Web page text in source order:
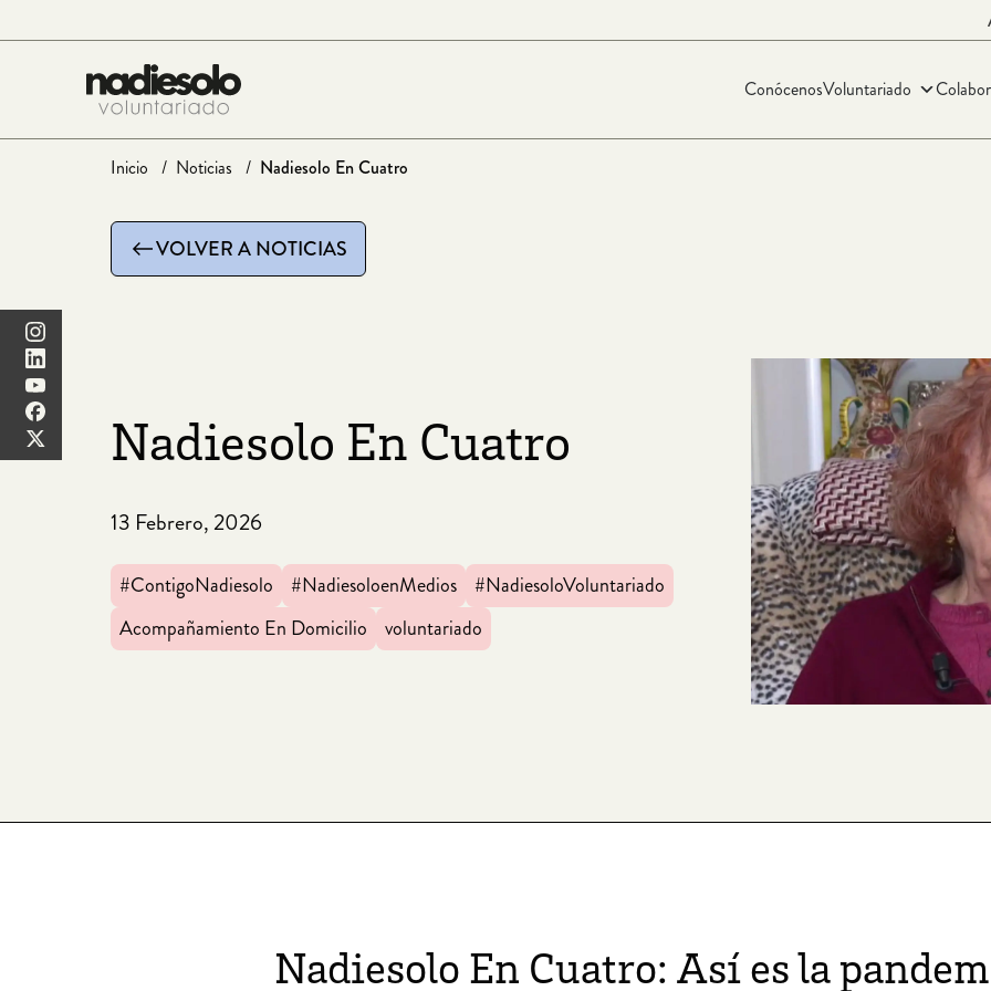
al
ConócenosVoluntariado
Inicio Noticias Nadiesolo En Cuatro
VOLVER A NOTICIAS
Nadiesolo En Cuatro
13 Febrero, 2026
#ContigoNadiesolo #NadiesoloenMedios
#NadiesoloVoluntariado
Acompañamiento En Domicilio
voluntariado
Nadiesolo En Cuatro: Así es la